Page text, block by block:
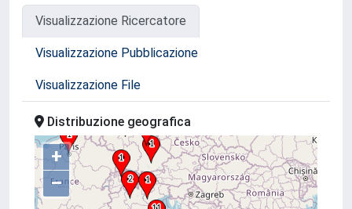
Visualizzazione Ricercatore
Visualizzazione Pubblicazione
Visualizzazione File
Distribuzione geografica
+
–